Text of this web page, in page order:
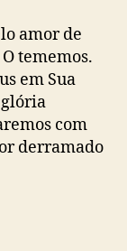
amor de
tememos.
em Sua
com
derramado